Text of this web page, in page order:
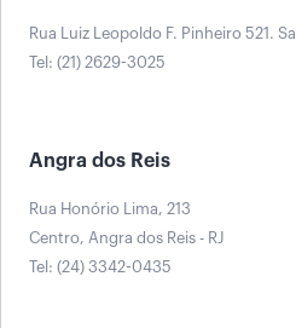
Rua Luiz Leopoldo F. Pinheiro 521.
Tel: (21) 2629-3025
Angra dos Reis
Rua Honório Lima, 213
Centro, Angra dos Reis - RJ
Tel: (24) 3342-0435